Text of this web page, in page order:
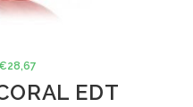
28,67
EDT